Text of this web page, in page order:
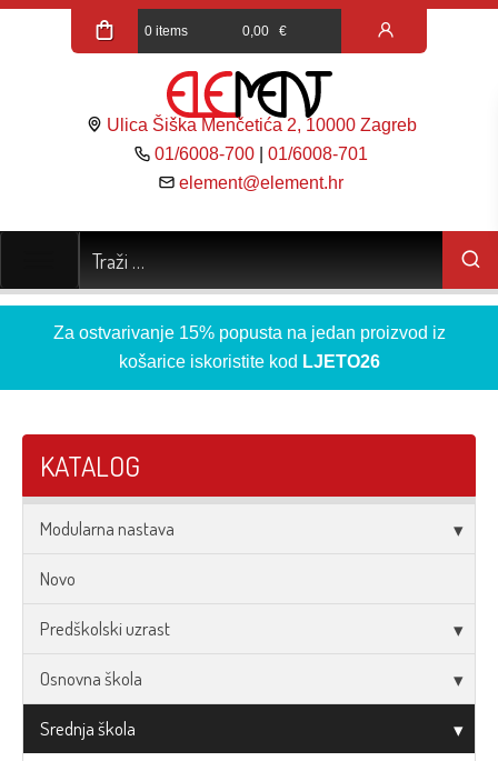
0 items 0,00 €
Ulica Šiška Menčetića 2, 10000 Zagreb
01/6008-700 |01/6008-701
element@element.hr
Za ostvarivanje 15% popusta na jedan proizvod iz
košarice iskoristite kod LJETO26
KATALOG
Modularna nastava
Novo
Predškolski uzrast
Osnovna škola
Srednja škola